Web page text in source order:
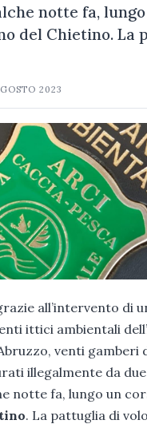
notte fa,
del Chietino. La
2023
all’intervento di
ittici ambientali
venti gamberi
illegalmente da
notte fa, lungo un
. La pattuglia di